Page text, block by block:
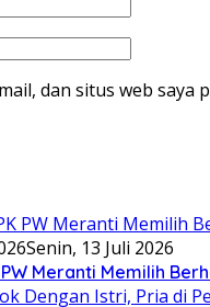
dan situs web
Senin, 13 Juli 2026
PW Meranti Memilih